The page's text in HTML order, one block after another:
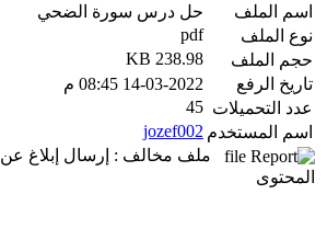
اسم الملف
حل درس سورة الضحي
نوع الملف
pdf
حجم الملف
238.98 KB
تاريخ الرفع
14-03-2022 08:45 م
عدد التحميلات 45
اسم المستخدم jozef002
ملف مخالف : إرسال إبلاغ عن
المحتوى